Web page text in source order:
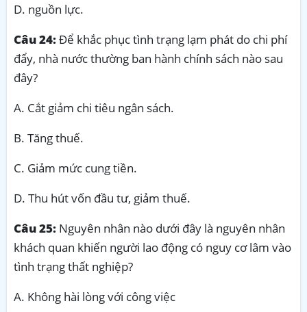
D. nguồn lực.
Câu 24:Để khắc phục tình trạng lạm phát do chi phí
đẩy, nhà nước thường ban hành chính sách nào sau
đây?
A. Cắt giảm chi tiêu ngân sách.
B. Tăng thuế.
C. Giảm mức cung tiền.
D. Thu hút vốn đầu tư, giảm thuế.
Câu 25: Nguyên nhân nào dưới đây là nguyên nhân
khách quan khiến người lao động có nguy cơ lâm vào
tình trạng thất nghiệp?
A. Không hài lòng với công việc